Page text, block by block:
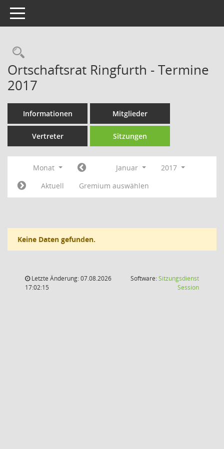
Toggle navigation
Rechercheauswahl
Ortschaftsrat Ringfurth - Termine
2017
Informationen Mitglieder
Vertreter Sitzungen
Monat Januar
2017
Aktuell
Gremium auswählen
Keine Daten gefunden.
Letzte Änderung: 07.08.2026
17:02:15
Software:Sitzungsdienst
Session(Wird in